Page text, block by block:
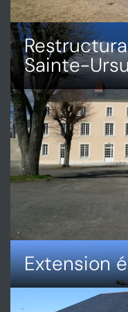
Sainte-
Extension